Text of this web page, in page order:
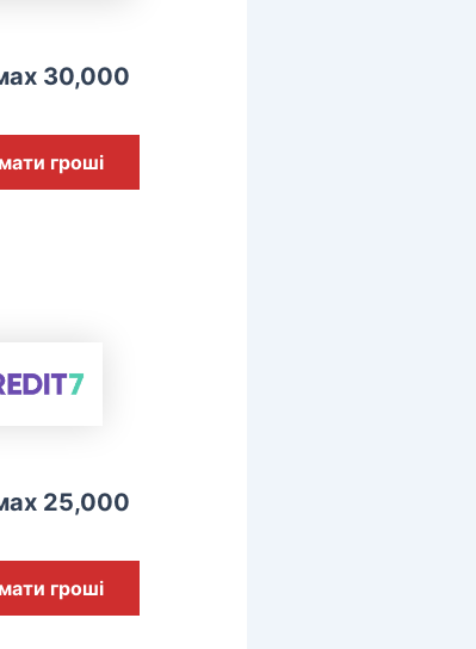
30,000
гроші
25,000
гроші